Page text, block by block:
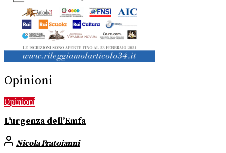
Opinioni
Opinioni
L’urgenza dell’Emfa
Nicola Fratoianni